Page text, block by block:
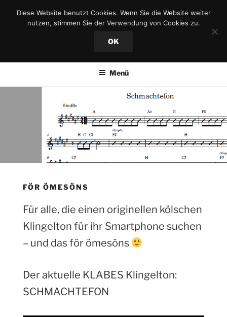
Inhalt
Menü
FÖR ÖMESÖNS
Für alle, die einen originellen kölschen
Klingelton für ihr Smartphone suchen
– und das för ömesöns
Der aktuelle KLABES Klingelton:
SCHMACHTEFON
Diese Website benutzt Cookies. Wenn Sie die Website weiter
nutzen, stimmen Sie der Verwendung von Cookies zu.
OK